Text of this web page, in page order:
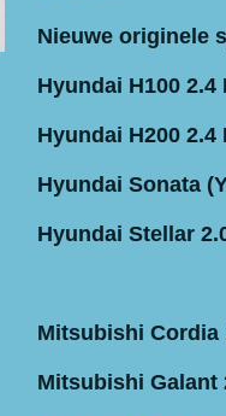
Nieuwe originele
Hyundai H100 2.4
Hyundai H200 2.4
Hyundai Sonata
Hyundai Stellar
Mitsubishi Cordia
Mitsubishi Galant